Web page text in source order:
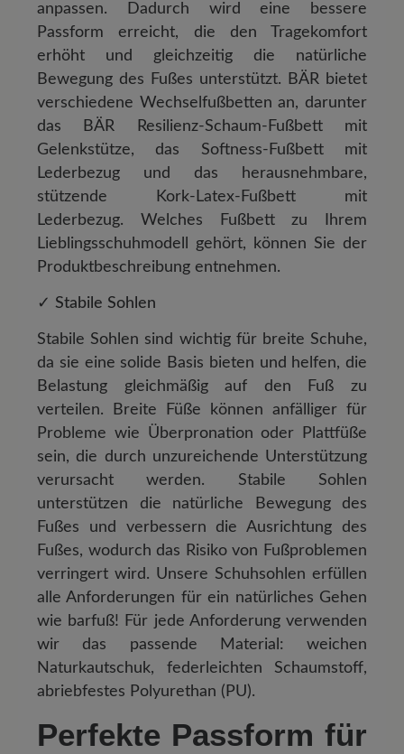
anpassen. Dadurch wird eine bessere
Passform erreicht, die den Tragekomfort
erhöht und gleichzeitig die natürliche
Bewegung des Fußes unterstützt. BÄR bietet
verschiedene Wechselfußbetten an, darunter
das BÄR Resilienz-Schaum-Fußbett mit
Gelenkstütze, das Softness-Fußbett mit
Lederbezug und das herausnehmbare,
stützende Kork-Latex-Fußbett mit
Lederbezug. Welches Fußbett zu Ihrem
Lieblingsschuhmodell gehört, können Sie der
Produktbeschreibung entnehmen.
✓ Stabile Sohlen
Stabile Sohlen sind wichtig für breite Schuhe,
da sie eine solide Basis bieten und helfen, die
Belastung gleichmäßig auf den Fuß zu
verteilen. Breite Füße können anfälliger für
Probleme wie Überpronation oder Plattfüße
sein, die durch unzureichende Unterstützung
verursacht werden. Stabile Sohlen
unterstützen die natürliche Bewegung des
Fußes und verbessern die Ausrichtung des
Fußes, wodurch das Risiko von Fußproblemen
verringert wird. Unsere Schuhsohlen erfüllen
alle Anforderungen für ein natürliches Gehen
wie barfuß! Für jede Anforderung verwenden
wir das passende Material: weichen
Naturkautschuk, federleichten Schaumstoff,
abriebfestes Polyurethan (PU).
Perfekte Passform für